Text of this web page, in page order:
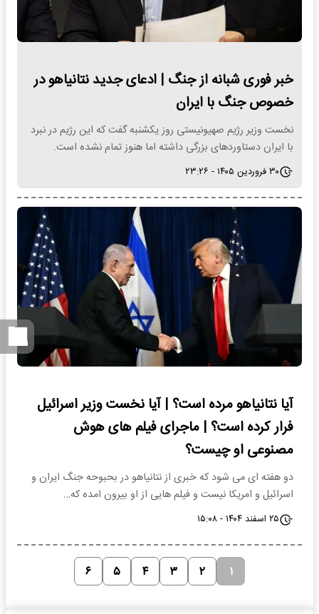
خبر فوری شبانه از جنگ | ادعای جدید نتانیاهو در
خصوص جنگ با ایران
نخست وزیر رژیم صهیونیستی روز یکشنبه گفت که این رژیم در نبرد
با ایران دستاوردهای بزرگی داشته اما هنوز تمام نشده است.
۳۰ فروردین ۱۴۰۵ - ۲۳:۲۶
آیا نتانیاهو مرده است؟ | آیا نخست وزیر اسرائیل
فرار کرده است؟ | ماجرای فیلم های هوش
مصنوعی او چیست؟
دو هفته ای می شود که خبری از نتانیاهو در بحبوحه جنگ ایران و
اسرائیل و امریکا نیست و فیلم هایی از او بیرون امده که…
۲۵ اسفند ۱۴۰۴ - ۱۵:۰۸
۱ ۲ ۳ ۴ ۵ ۶